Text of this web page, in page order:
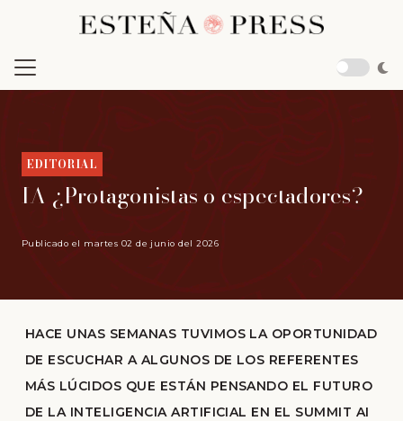
EDITORIAL
IA ¿Protagonistas o espectadores?
Publicado el martes 02 de junio del 2026
HACE UNAS SEMANAS TUVIMOS LA OPORTUNIDAD
DE ESCUCHAR A ALGUNOS DE LOS REFERENTES
MÁS LÚCIDOS QUE ESTÁN PENSANDO EL FUTURO
DE LA INTELIGENCIA ARTIFICIAL EN EL SUMMIT AI